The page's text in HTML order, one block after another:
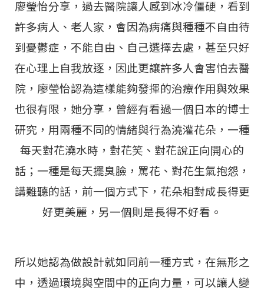
廖瑩怡分享，過去醫院讓人感到冰冷僵硬，看到
許多病人、老人家，會因為病痛與種種不自由待
到憂鬱症，不能自由、自己選擇去處，甚至只好
在心理上自我放逐，因此更讓許多人會害怕去醫
院，廖瑩怡認為這樣能夠發揮的治療作用與效果
也很有限，她分享，曾經有看過一個日本的博士
研究，用兩種不同的情緒與行為澆灌花朵，一種
每天對花澆水時，對花笑、對花說正向開心的
話；一種是每天擺臭臉，罵花、對花生氣抱怨，
講難聽的話，前一個方式下，花朵相對成長得更
好更美麗，另一個則是長得不好看。
所以她認為做設計就如同前一種方式，在無形之
中，透過環境與空間中的正向力量，可以讓人變